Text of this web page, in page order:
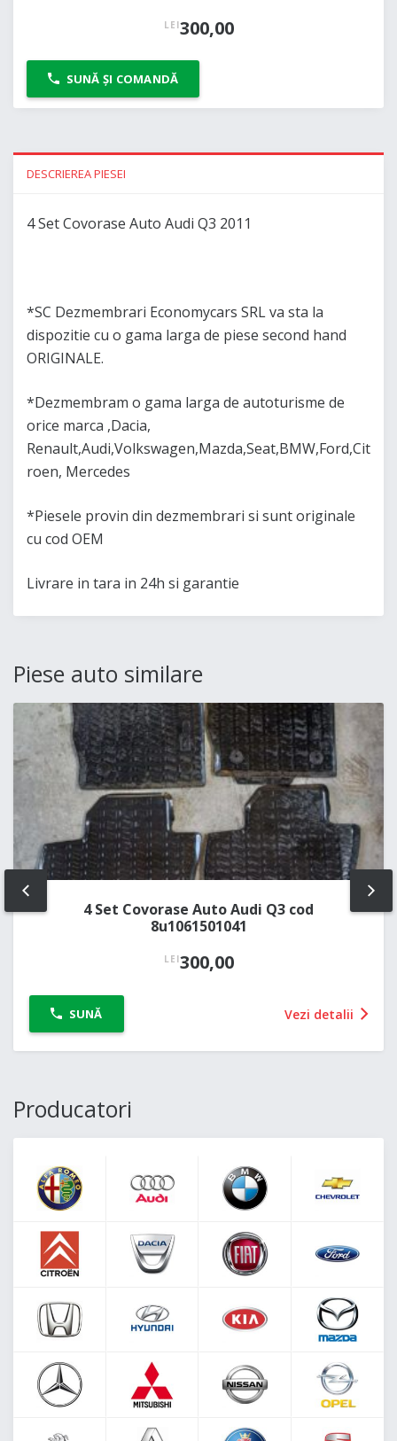
LEI300,00
SUNĂ ȘI COMANDĂ
DESCRIEREA PIESEI
4 Set Covorase Auto Audi Q3 2011
*SC Dezmembrari Economycars SRL va sta la
dispozitie cu o gama larga de piese second hand
ORIGINALE.
*Dezmembram o gama larga de autoturisme de
orice marca ,Dacia,
Renault,Audi,Volkswagen,Mazda,Seat,BMW,Ford,Cit
roen, Mercedes
*Piesele provin din dezmembrari si sunt originale
cu cod OEM
Livrare in tara in 24h si garantie
Piese auto similare
4 Set Covorase Auto Audi Q3 cod
8u1061501041
LEI300,00
SUNĂ Vezi detalii
PREV
Producatori